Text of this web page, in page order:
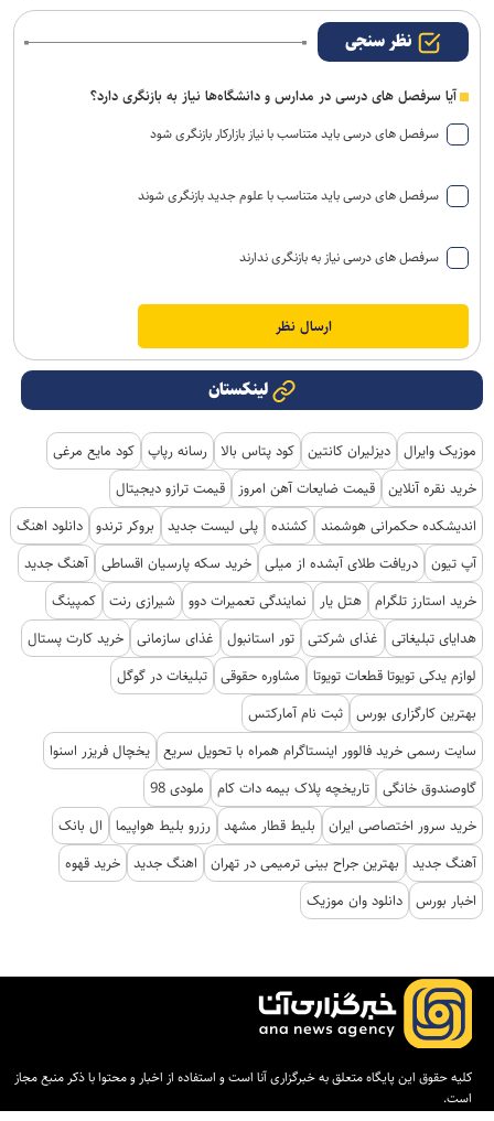
نظر سنجی
آیا سرفصل های درسی در مدارس و دانشگاه‌ها نیاز به بازنگری دارد؟
سرفصل های درسی باید متناسب با نیاز بازارکار بازنگری شود
سرفصل های درسی باید متناسب با علوم جدید بازنگری شوند
سرفصل های درسی نیاز به بازنگری ندارند
لینکستان
موزیک وایرال دیزلیران کانتین کود پتاس بالا رسانه رپاپ کود مایع مرغی
خرید نقره آنلاین قیمت ضایعات آهن امروز
قیمت ترازو دیجیتال
اندیشکده حکمرانی هوشمند کشنده پلی لیست جدید بروکر ترندو دانلود اهنگ
آپ تیون دریافت طلای آبشده از میلی خرید سکه پارسیان اقساطی آهنگ جدید
خرید استارز تلگرام هتل یار نمایندگی تعمیرات دوو شیرازی رنت کمپینگ
هدایای تبلیغاتی
غذای شرکتی تور استانبول غذای سازمانی خرید کارت پستال
لوازم یدکی تویوتا قطعات تویوتا
مشاوره حقوقی تبلیغات در گوگل
بهترین کارگزاری بورس ثبت نام آمارکتس
سایت رسمی خرید فالوور اینستاگرام همراه با تحویل سریع یخچال فریزر اسنوا
گاوصندوق خانگی تاریخچه پلاک بیمه دات کام
ملودی 98
خرید سرور اختصاصی ایران
بلیط قطار مشهد رزرو بلیط هواپیما
ال بانک
آهنگ جدید
بهترین جراح بینی ترمیمی در تهران اهنگ جدید خرید قهوه
اخبار بورس دانلود وان موزیک
کلیه حقوق این پایگاه متعلق به خبرگزاری آنا است و استفاده از اخبار و محتوا با ذکر منبع مجاز
است.